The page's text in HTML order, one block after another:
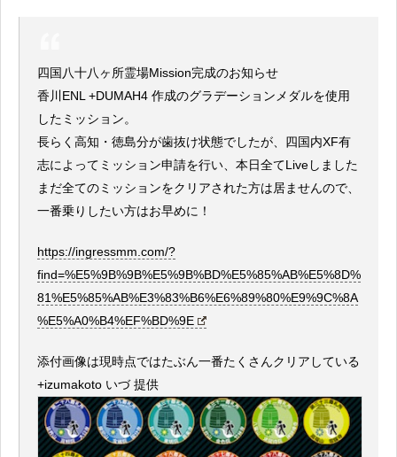
四国八十八ヶ所霊場Mission完成のお知らせ
香川ENL +DUMAH4 作成のグラデーションメダルを使用
したミッション。
長らく高知・徳島分が歯抜け状態でしたが、四国内XF有
志によってミッション申請を行い、本日全てLiveしました
まだ全てのミッションをクリアされた方は居ませんので、
一番乗りしたい方はお早めに！
https://ingressmm.com/?
find=%E5%9B%9B%E5%9B%BD%E5%85%AB%E5%8D%
81%E5%85%AB%E3%83%B6%E6%89%80%E9%9C%8A
%E5%A0%B4%EF%BD%9E
添付画像は現時点ではたぶん一番たくさんクリアしている
+izumakoto いづ 提供